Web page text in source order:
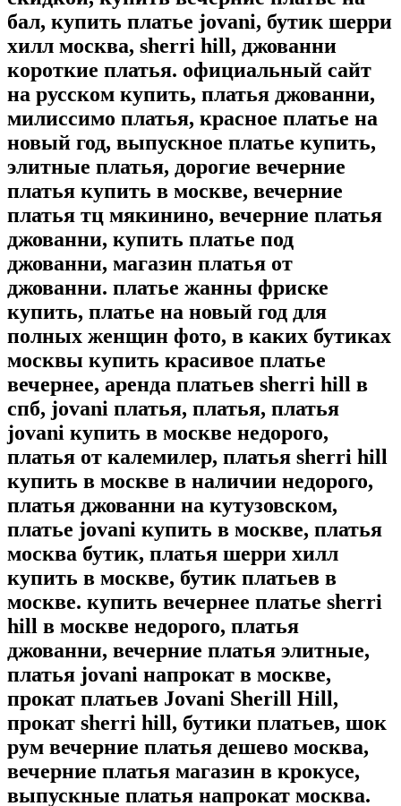
бал, купить платье jovani, бутик шерри
хилл москва, sherri hill, джованни
короткие платья. официальный сайт
на русском купить, платья джованни,
милиссимо платья, красное платье на
новый год, выпускное платье купить,
элитные платья, дорогие вечерние
платья купить в москве, вечерние
платья тц мякинино, вечерние платья
джованни, купить платье под
джованни, магазин платья от
джованни. платье жанны фриске
купить, платье на новый год для
полных женщин фото, в каких бутиках
москвы купить красивое платье
вечернее, аренда платьев sherri hill в
спб, jovani платья, платья, платья
jovani купить в москве недорого,
платья от калемилер, платья sherri hill
купить в москве в наличии недорого,
платья джованни на кутузовском,
платье jovani купить в москве, платья
москва бутик, платья шерри хилл
купить в москве, бутик платьев в
москве. купить вечернее платье sherri
hill в москве недорого, платья
джованни, вечерние платья элитные,
платья jovani напрокат в москве,
прокат платьев Jovani Sherill Hill,
прокат sherri hill, бутики платьев, шок
рум вечерние платья дешево москва,
вечерние платья магазин в крокусе,
выпускные платья напрокат москва.